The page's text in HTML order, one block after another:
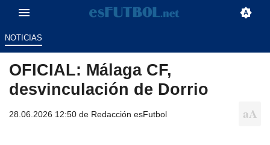
NOTICIAS
OFICIAL: Málaga CF,
desvinculación de Dorrio
28.06.2026 12:50 de Redacción esFutbol